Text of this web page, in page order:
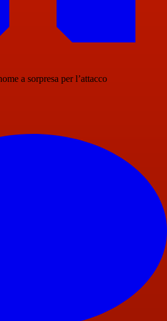
a sorpresa per l’attacco